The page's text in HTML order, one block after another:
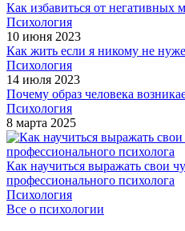
Как избавиться от негативных
Психология
10 июня 2023
Как жить если я никому не
Психология
14 июля 2023
Почему образ человека
Психология
8 марта 2025
Как научиться выражать свои
профессионального психолога
Психология
Все о психологии